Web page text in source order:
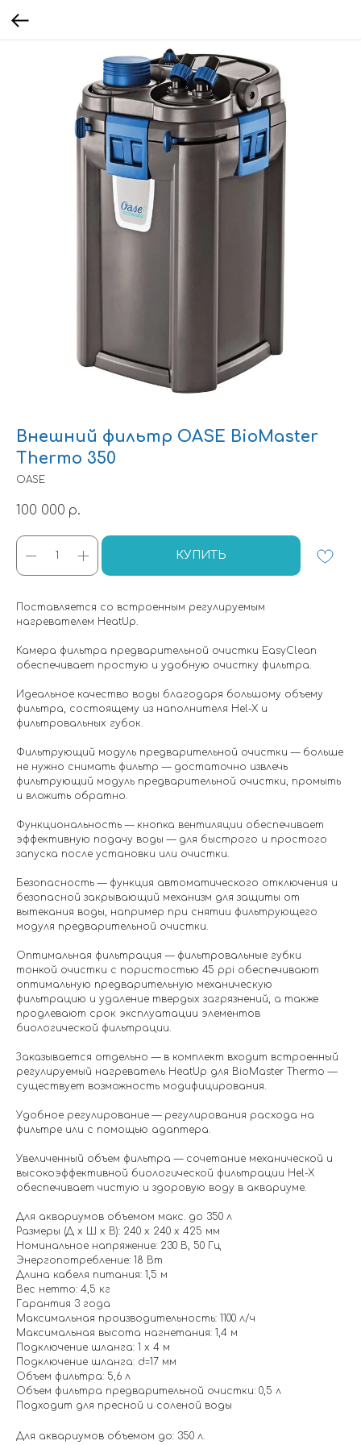
Внешний фильтр OASE BioMaster
Thermo 350
OASE
100 000 р.
КУПИТЬ
Поставляется со встроенным регулируемым
нагревателем HeatUp.
Камера фильтра предварительной очистки EasyClean
обеспечивает простую и удобную очистку фильтра.
Идеальное качество воды благодаря большому объему
фильтра, состоящему из наполнителя Hel-X и
фильтровальных губок.
Фильтрующий модуль предварительной очистки — больше
не нужно снимать фильтр — достаточно извлечь
фильтрующий модуль предварительной очистки, промыть
и вложить обратно.
Функциональность — кнопка вентиляции обеспечивает
эффективную подачу воды — для быстрого и простого
запуска после установки или очистки.
Безопасность — функция автоматического отключения и
безопасной закрывающий механизм для защиты от
вытекания воды, например при снятии фильтрующего
модуля предварительной очистки.
Оптимальная фильтрация — фильтровальные губки
тонкой очистки с пористостью 45 ppi обеспечивают
оптимальную предварительную механическую
фильтрацию и удаление твердых загрязнений, а также
продлевают срок эксплуатации элементов
биологической фильтрации.
Заказывается отдельно — в комплект входит встроенный
регулируемый нагреватель HeatUp для BioMaster Thermo —
существует возможность модифицирования.
Удобное регулирование — регулирования расхода на
фильтре или с помощью адаптера.
Увеличенный объем фильтра — сочетание механической и
высокоэффективной биологической фильтрации Hel-X
обеспечивает чистую и здоровую воду в аквариуме.
Для аквариумов объемом макс. до 350 л
Размеры (Д х Ш х В): 240 х 240 х 425 мм
Номинальное напряжение: 230 В, 50 Гц
Энергопотребление: 18 Вт
Длина кабеля питания: 1,5 м
Вес нетто: 4,5 кг
Гарантия 3 года
Максимальная производительность: 1100 л/ч
Максимальная высота нагнетания: 1,4 м
Подключение шланга: 1 х 4 м
Подключение шланга: d=17 мм
Объем фильтра: 5,6 л
Объем фильтра предварительной очистки: 0,5 л
Подходит для пресной и соленой воды
Для аквариумов объемом до: 350 л.